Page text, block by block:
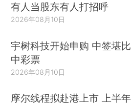
有人当股东有人打招呼
2026年08月10日
宇树科技开始申购 中签堪比
中彩票
2026年08月10日
摩尔线程拟赴港上市 上半年